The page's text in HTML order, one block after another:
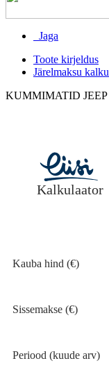
Jaga
Toote kirjeldus
Järelmaksu
KUMMIMATID